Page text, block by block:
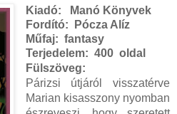
Kiadó: Manó Könyvek
Fordító:
Pócza Alíz
Műfaj: fantasy
Terjedelem: 400 oldal
Fülszöveg:
Párizsi útjáról visszatérve
Marian kisasszony nyomban